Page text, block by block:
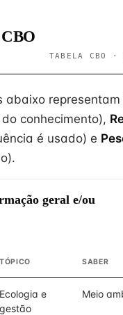
TABELA CBO
abaixo representam
conhecimento),
é usado) e
geral e/ou
TÓPICO SABER
Ecologia e
gestão
Meio